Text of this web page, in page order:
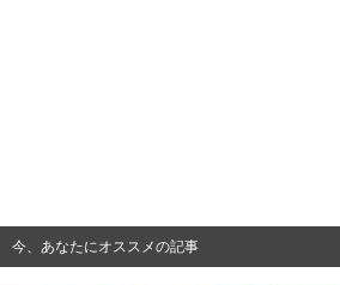
今、あなたにオススメの記事